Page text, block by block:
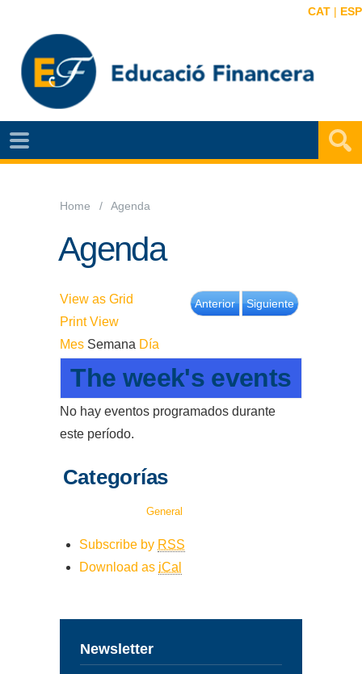
CAT | ESP
EF
AGENDA
ENLLAÇOS
Home Agenda
Agenda
Anterior Siguiente
View as Grid
PrintView
Mes Semana Día
The week's events
No hay eventos programados durante
este período.
Categorías
General
Subscribe by RSS
Download as iCal
Newsletter